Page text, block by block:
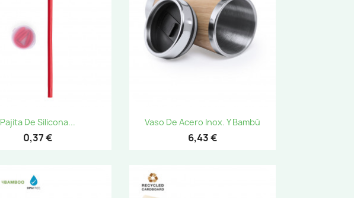
Pajita De Silicona...
0,37 €
Vista rápida Vaso De Acero Inox. Y Bambú
6,43 €
Vista rápida